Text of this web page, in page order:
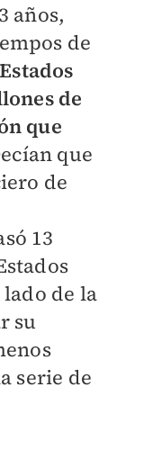
años,
de
de
que
que
de
13
de la
su
serie de